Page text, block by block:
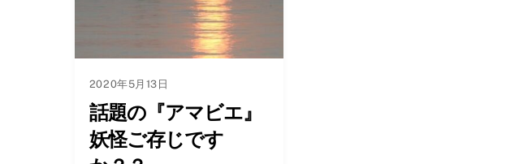
2020年5月13日
話題の『アマビエ』
妖怪ご存じです